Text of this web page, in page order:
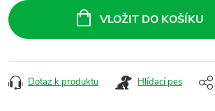
cena:
VLOŽIT DO KOŠÍKU
Dotaz k produktu Hlídací pes